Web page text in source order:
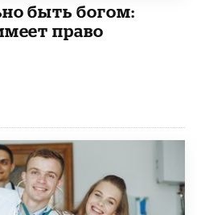
быть богом:
право